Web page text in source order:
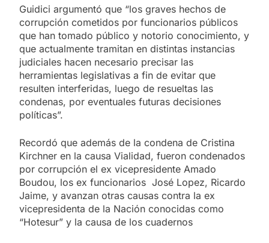
Guidici argumentó que “los graves hechos de
corrupción cometidos por funcionarios públicos
que han tomado público y notorio conocimiento, y
que actualmente tramitan en distintas instancias
judiciales hacen necesario precisar las
herramientas legislativas a fin de evitar que
resulten interferidas, luego de resueltas las
condenas, por eventuales futuras decisiones
políticas”.
Recordó que además de la condena de Cristina
Kirchner en la causa Vialidad, fueron condenados
por corrupción el ex vicepresidente Amado
Boudou, los ex funcionarios José Lopez, Ricardo
Jaime, y avanzan otras causas contra la ex
vicepresidenta de la Nación conocidas como
“Hotesur” y la causa de los cuadernos